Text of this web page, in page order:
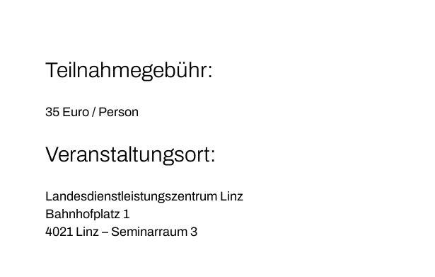
Teilnahmegebühr:
35 Euro / Person
Veranstaltungsort:
Landesdienstleistungszentrum Linz
Bahnhofplatz 1
4021 Linz – Seminarraum 3